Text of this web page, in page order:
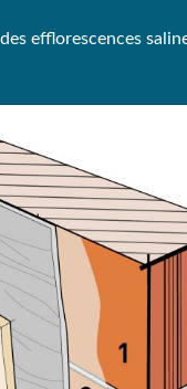
efflorescences